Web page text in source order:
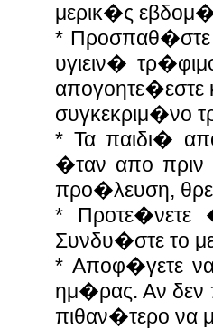
μερικ�ς
*
υγιειν�
απογοητε�εστε
συγκεκριμ�νο
* Τα παιδι�
�ταν απο πριν
προ�λευση,
* Προτε�νετε
Συνδυ�στε το
* Αποφ�γετε
ημ�ρας. Αν δεν
πιθαν�τερο να